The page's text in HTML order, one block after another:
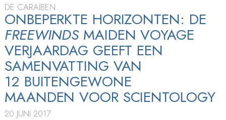
DE CARAÏBEN
ONBEPERKTE HORIZONTEN: DE
FREEWINDSMAIDEN VOYAGE
VERJAARDAG GEEFT EEN
SAMENVATTING VAN
12 BUITENGEWONE
MAANDEN VOOR SCIENTOLOGY
20 JUNI 2017